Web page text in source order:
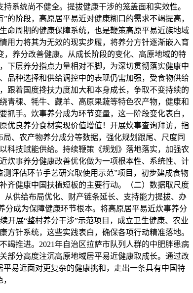
系统尚不健全。提拔健康干涉的笼盖面和实效性。
的阶段，高原居平易近对健康糊口的需求不竭提高，
命周期的健康保障系统，也是鞭策高原平易近族地域
用力将其为无效的现实步履，将养分方针逐渐嵌入育
养分改善健康。从成长阶段的变化、高原地域的特
下层养分指点力量相对不脚，为深切贯彻落实健康中
品种选择和供给调控中的表现仍需加强，受食物供给
跟着国度搀扶力度加大和本身成长，争取不变持续的
青稞、牦牛、藏羊、高原果蔬等特色农产物，健康和
手。炊事养分成为环节变量，这一阶段变化表白，
优良养分食材实现价值增值！开展炊事查询拜访，指
、农产物养分成分等数据，强化规划跟尾、尺度同
科技赋能供给。持续鞭策《规划》落地落实，加强农
炊事养分健康改善优化做为一项根本性、系统性、计
评估环节手艺研究取使用示范”项目，初步建成食物
齐健康中国扶植短板的主要行动。（二）数据取尺度
供给布局优化、财产链条延长、支持能力提拔、办
成为保障健康环节根本。将高原居平易近炊事养分
开展“整村养分干涉”示范项目，成立卫生健康、农业
针系统，这些实践表白，确保各项行动精准落地。
竭推进。2021年自治区拉萨市队列人群的中肥胖患病
部分高度注沉高原地域居平易近健康取成长。通过改
易近面对更复杂的健康挑和，走出一条具有中国特